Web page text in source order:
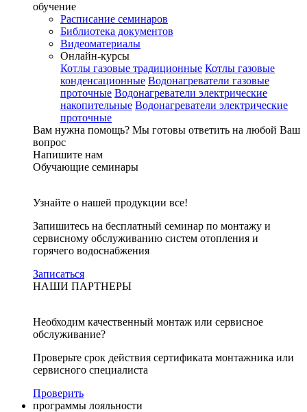
обучение
Расписание семинаров
Библиотека документов
Видеоматериалы
Онлайн-курсы
Котлы газовые традиционные Котлы газовые
конденсационные Водонагреватели газовые
проточные Водонагреватели электрические
накопительные Водонагреватели электрические
проточные
Вам нужна помощь? Мы готовы ответить на любой Ваш
вопрос
Напишите нам
Обучающие семинары
Узнайте о нашей продукции все!
Запишитесь на бесплатный семинар по монтажу и
сервисному обслуживанию систем отопления и
горячего водоснабжения
Записаться
НАШИ ПАРТНЕРЫ
Необходим качественный монтаж или сервисное
обслуживание?
Проверьте срок действия сертификата монтажника или
сервисного специалиста
Проверить
программы лояльности